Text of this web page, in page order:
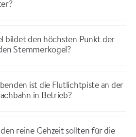
bildet den höchsten Punkt der
Stemmerkogel?
ist die Flutlichtpiste an der
in Betrieb?
reine Gehzeit sollten für die